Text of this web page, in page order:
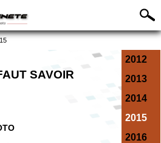
2012
2013
2014
2015
2016
SAVOIR